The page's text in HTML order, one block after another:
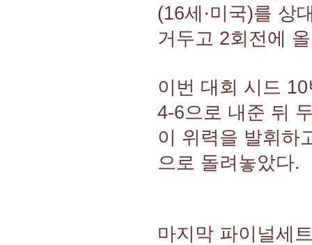
(16세·미국)를 상
거두고 2회전에
이번 대회 시드
4-6으로 내준 뒤
이 위력을 발휘하
으로 돌려놓았다.
마지막 파이널세